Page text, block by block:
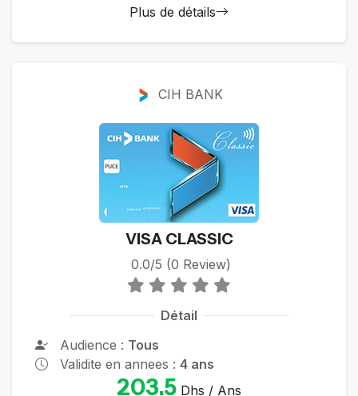
Plus de détails
CIH BANK
VISA CLASSIC
0.0/5 (0 Review)
Détail
Audience : Tous
Validite en annees : 4 ans
203.5 Dhs / Ans